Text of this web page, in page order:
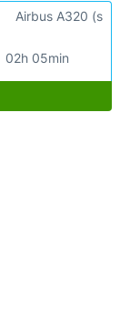
02h 05min
Airbus A320 (s